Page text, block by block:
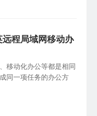
程局域网移动办
移动化办公等都是相同
同一项任务的办公方